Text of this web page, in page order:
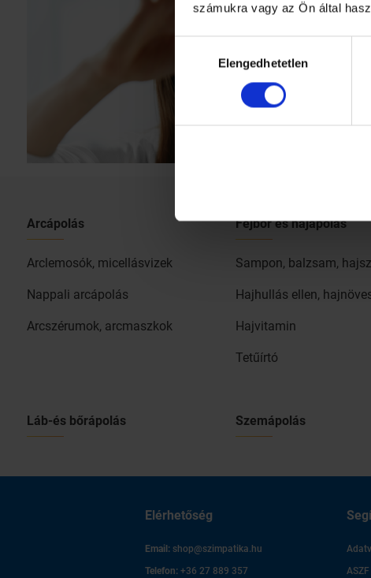
számukra vagy az Ön által
kiválasztásaElengedhetetlen
Arcápolás
Arclemosók, micellásvizek
Nappali arcápolás
Arcszérumok, arcmaszkok
Fejbőr és hajápolás
Sampon, balzsam,
Hajhullás ellen,
Hajvitamin
Tetűírtó
Láb-és bőrápolás Szemápolás
Elérhetőség
Email: shop@szimpatika.hu
Telefon: +36 27 889 357
ASZF